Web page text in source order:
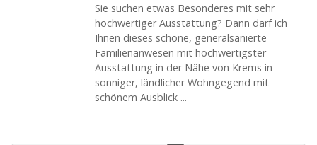
Sie suchen etwas Besonderes mit sehr
hochwertiger Ausstattung? Dann darf ich
Ihnen dieses schöne, generalsanierte
Familienanwesen mit hochwertigster
Ausstattung in der Nähe von Krems in
sonniger, ländlicher Wohngegend mit
schönem Ausblick ...